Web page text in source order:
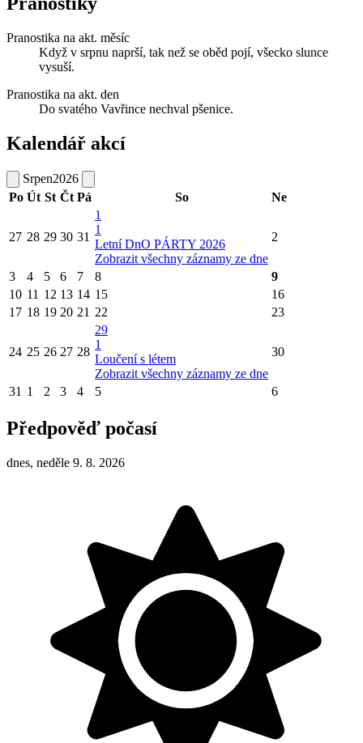
Pranostika na akt. měsíc
Když v srpnu naprší, tak než se oběd pojí, všecko slunce
vysuší.
Pranostika na akt. den
Do svatého Vavřince nechval pšenice.
Kalendář akcí
Srpen2026
Po Út St Čt Pá So Ne
27 28 29 30 31
1
1
Letní DnO PÁRTY 2026
Zobrazit všechny záznamy ze dne
2
3 4 5 6 7 8
9
10 11 12 13 14 15
16
17 18 19 20 21 22 23
24 25 26 27 28
29
1
Loučení s létem
Zobrazit všechny záznamy ze dne
30
31 1 2 3 4 5 6
Předpověď počasí
dnes, neděle 9. 8. 2026